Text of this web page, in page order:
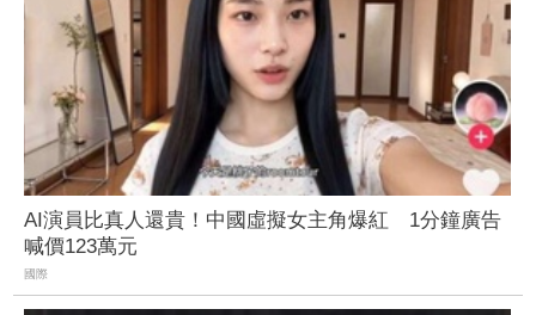
AI演員比真人還貴！中國虛擬女主角爆紅 1分鐘廣告
喊價123萬元
國際